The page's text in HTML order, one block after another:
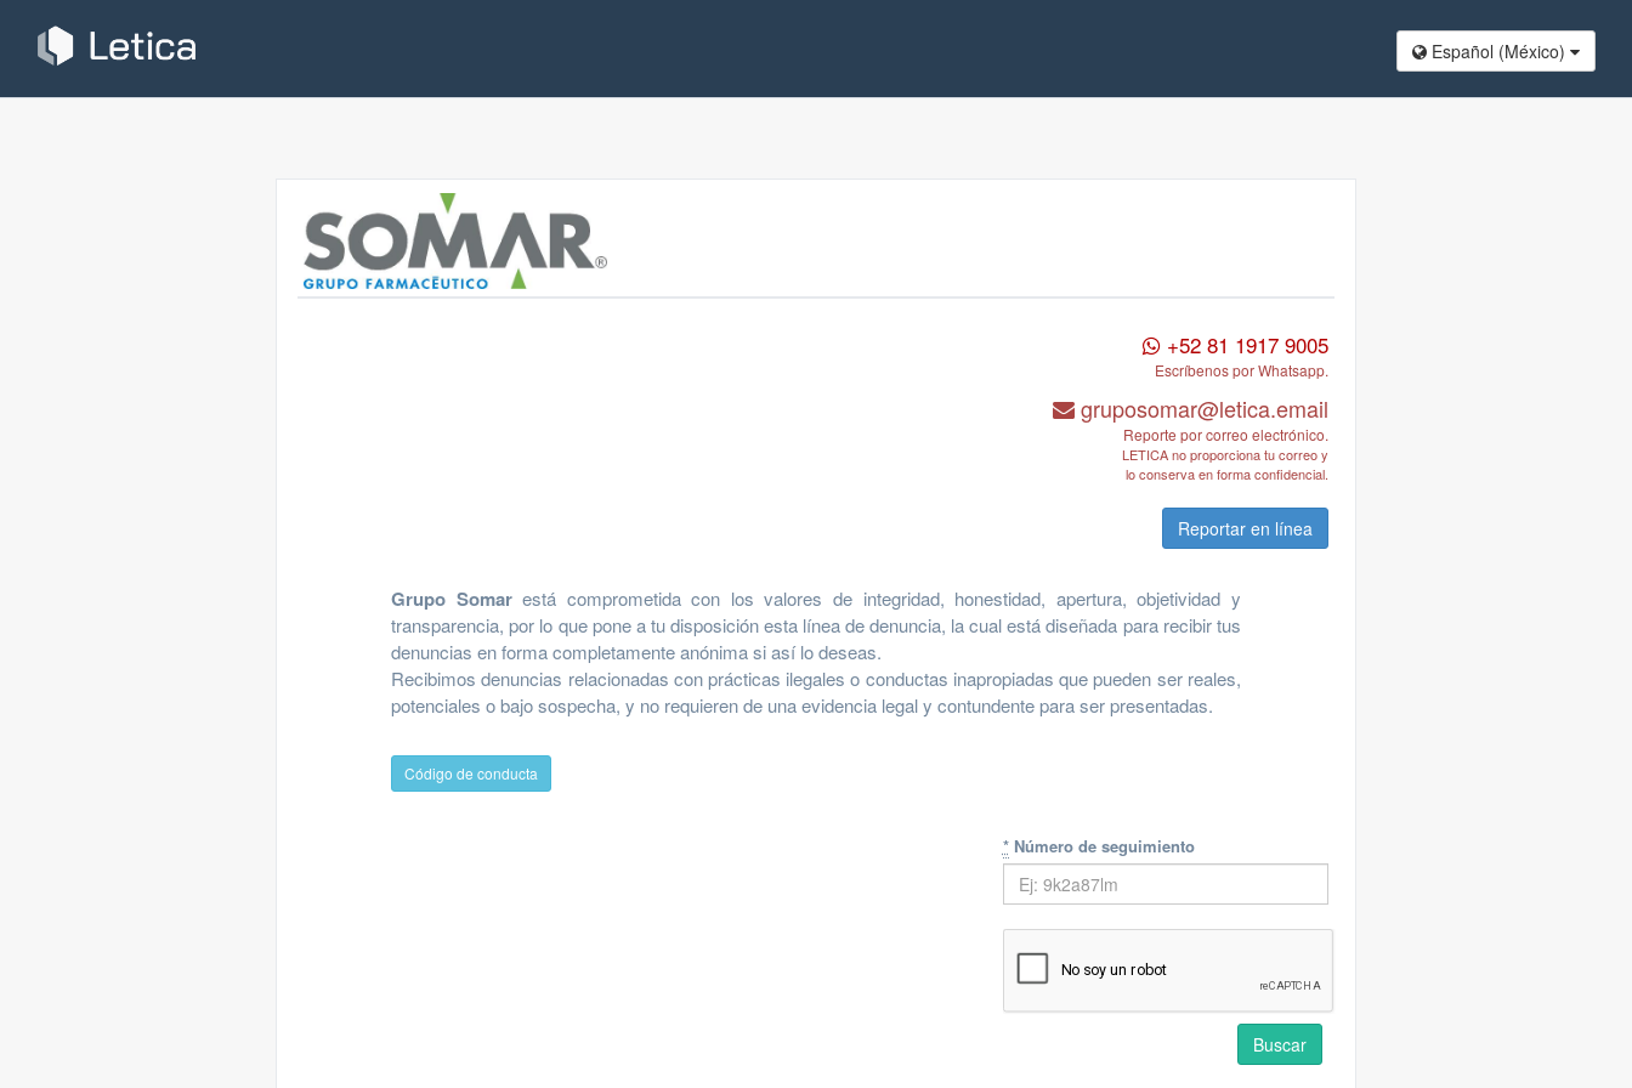
Español (México​)
+52 81 1917 9005
Escríbenos por Whatsapp.
gruposomar@letica.email
Reporte por correo electrónico.
LETICA no proporciona tu correo y
lo conserva en forma confidencial.
Reportar en línea
Grupo Somarestá comprometida con los valores de integridad, honestidad, apertura, objetividad y
transparencia, por lo que pone a tu disposición esta línea de denuncia, la cual está diseñada para recibir tus
denuncias en forma completamente anónima si así lo deseas.
Recibimos denuncias relacionadas con prácticas ilegales o conductas inapropiadas que pueden ser reales,
potenciales o bajo sospecha, y no requieren de una evidencia legal y contundente para ser presentadas.
Código de conducta
*Número de seguimiento